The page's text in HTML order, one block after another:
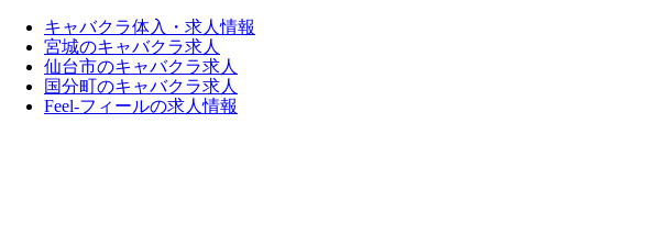
キャバクラ体入・求人情報
宮城のキャバクラ求人
仙台市のキャバクラ求人
国分町のキャバクラ求人
Feel-フィールの求人情報